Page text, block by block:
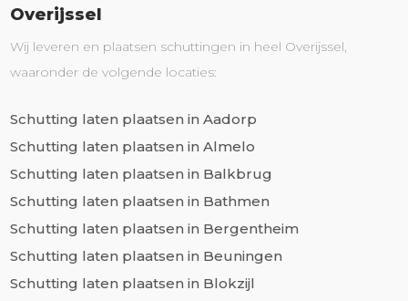
Overijssel
Wij leveren en plaatsen schuttingen in heel Overijssel,
waaronder de volgende locaties:
Schutting laten plaatsen in Aadorp
Schutting laten plaatsen in Almelo
Schutting laten plaatsen in Balkbrug
Schutting laten plaatsen in Bathmen
Schutting laten plaatsen in Bergentheim
Schutting laten plaatsen in Beuningen
Schutting laten plaatsen in Blokzijl